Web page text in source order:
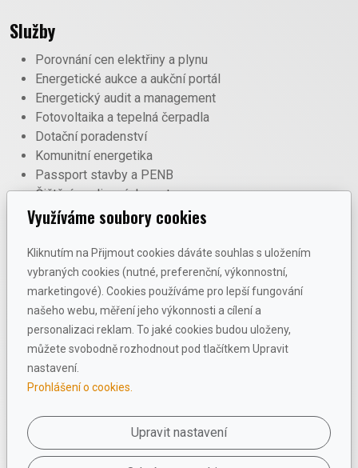
Služby
Porovnání cen elektřiny a plynu
Energetické aukce a aukční portál
Energetický audit a management
Fotovoltaika a tepelná čerpadla
Dotační poradenství
Komunitní energetika
Passport stavby a PENB
Čištění spalinových cest
Chytré řízení energie
Facebook
Provozovatel
První vzájemná společnost s.r.o.
Litomyšlská 1536
560 02 Česká Třebová
IČO: 08378118
Dokumenty
Odstoupení od smlouvy
Reklamační řád
Využíváme soubory cookies
Kliknutím na Přijmout cookies dáváte souhlas s uložením
vybraných cookies (nutné, preferenční, výkonnostní,
marketingové). Cookies používáme pro lepší fungování
našeho webu, měření jeho výkonnosti a cílení a
personalizaci reklam. To jaké cookies budou uloženy,
můžete svobodně rozhodnout pod tlačítkem Upravit
nastavení.
Prohlášení o cookies.
Upravit nastavení